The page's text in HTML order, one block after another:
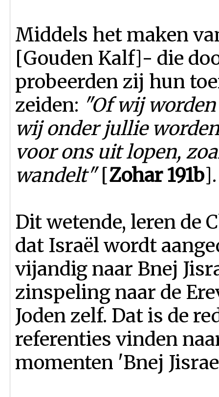
Middels het maken
[Gouden Kalf]- die
probeerden zij hun
zeiden: "Of wij
wij onder jullie
voor ons uit lopen,
wandelt"[Zohar 191b].
Dit wetende, leren de
dat Israël wordt
vijandig naar Bnej
zinspeling naar de
Joden zelf. Dat is de
referenties vinden
momenten 'Bnej